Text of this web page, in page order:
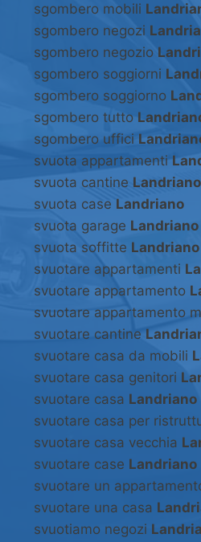
sgombero mobili
sgombero negozi
sgombero negozio
sgombero soggiorni
sgombero soggiorno
sgombero tutto
sgombero uffici
svuota appartamenti
svuota cantine Landriano
svuota case Landriano
svuota garage Landriano
svuota soffitte Landriano
svuotare appartamenti
svuotare appartamento
svuotare appartamento
svuotare cantine
svuotare casa da mobili
svuotare casa genitori
svuotare casa Landriano
svuotare casa per
svuotare casa vecchia
svuotare case Landriano
svuotare un
svuotare una casa
svuotiamo negozi